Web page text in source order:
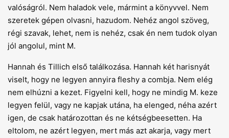
valóságról. Nem haladok vele, mármint a könyvvel. Nem
szeretek gépen olvasni, hazudom. Nehéz angol szöveg,
régi szavak, lehet, nem is nehéz, csak én nem tudok olyan
jól angolul, mint M.
Hannah és Tillich első találkozása. Hannah két harisnyát
viselt, hogy ne legyen annyira fleshy a combja. Nem elég
nem elhúzni a kezet. Figyelni kell, hogy ne mindig M. keze
legyen felül, vagy ne kapjak utána, ha elenged, néha azért
igen, de csak határozottan és ne kétségbeesetten. Ha
eltolom, ne azért legyen, mert más azt akarja, vagy mert